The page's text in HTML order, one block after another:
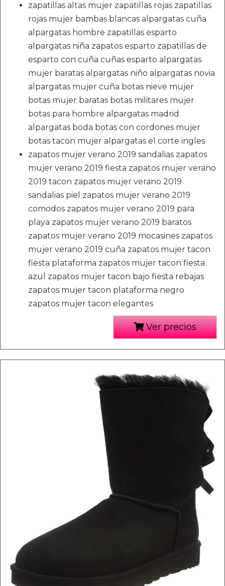
zapatillas altas mujer zapatillas rojas zapatillas
rojas mujer bambas blancas alpargatas cuña
alpargatas hombre zapatillas esparto
alpargatas niña zapatos esparto zapatillas de
esparto con cuña cuñas esparto alpargatas
mujer baratas alpargatas niño alpargatas novia
alpargatas mujer cuña botas nieve mujer
botas mujer baratas botas militares mujer
botas para hombre alpargatas madrid
alpargatas boda botas con cordones mujer
botas tacon mujer alpargatas el corte ingles
zapatos mujer verano 2019 sandalias zapatos
mujer verano 2019 fiesta zapatos mujer verano
2019 tacon zapatos mujer verano 2019
sandalias piel zapatos mujer verano 2019
comodos zapatos mujer verano 2019 para
playa zapatos mujer verano 2019 baratos
zapatos mujer verano 2019 mocasines zapatos
mujer verano 2019 cuña zapatos mujer tacon
fiesta plataforma zapatos mujer tacon fiesta
azul zapatos mujer tacon bajo fiesta rebajas
zapatos mujer tacon plataforma negro
zapatos mujer tacon elegantes
Ver precios